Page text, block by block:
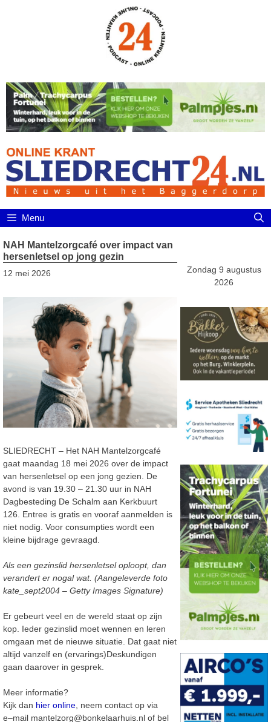
Menu
NAH Mantelzorgcafé over impact van
hersenletsel op jong gezin
12 mei 2026
SLIEDRECHT – Het NAH Mantelzorgcafé
gaat maandag 18 mei 2026 over de impact
van hersenletsel op een jong gezien. De
avond is van 19.30 – 21.30 uur in NAH
Dagbesteding De Schalm aan Kerkbuurt
126. Entree is gratis en vooraf aanmelden is
niet nodig. Voor consumpties wordt een
kleine bijdrage gevraagd.
Als een gezinslid hersenletsel oploopt, dan
verandert er nogal wat. (Aangeleverde foto
kate_sept2004 – Getty Images Signature)
Er gebeurt veel en de wereld staat op zijn
kop. Ieder gezinslid moet wennen en leren
omgaan met de nieuwe situatie. Dat gaat niet
altijd vanzelf en (ervarings)Deskundigen
gaan daarover in gesprek.
Meer informatie?
Kijk dan hier online, neem contact op via
e–mail mantelzorg@bonkelaarhuis.nl of bel
Zondag 9 augustus
2026